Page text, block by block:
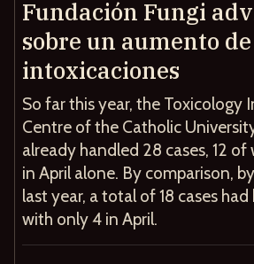
Fundación Fungi
sobre un aumento
intoxicaciones
So far this year, the Toxicology
Centre of the Catholic
already handled 28 cases, 12 of
in April alone. By comparison,
last year, a total of 18 cases
with only 4 in April.